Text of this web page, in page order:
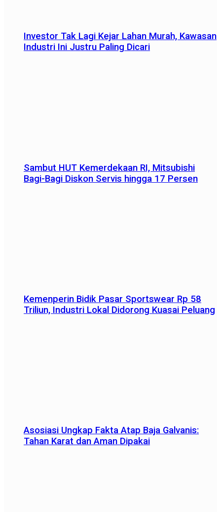
Investor Tak Lagi Kejar Lahan Murah, Kawasan
Industri Ini Justru Paling Dicari
Sambut HUT Kemerdekaan RI, Mitsubishi
Bagi-Bagi Diskon Servis hingga 17 Persen
Kemenperin Bidik Pasar Sportswear Rp 58
Triliun, Industri Lokal Didorong Kuasai Peluang
Asosiasi Ungkap Fakta Atap Baja Galvanis:
Tahan Karat dan Aman Dipakai